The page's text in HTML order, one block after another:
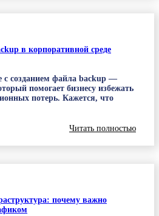
в корпоративной среде
с созданием файла backup —
помогает бизнесу избежать
потерь. Кажется, что
Читать полностью
почему важно